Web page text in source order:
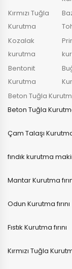
Kırmızı Tuğla
Kurutma
Kozalak
kurutma
Bentonit
Kurutma
Beton Tuğla
Beton Tuğla Kurutma
Çam Talaşı Kurutma
fındık kurutma
Mantar Kurutma
Odun Kurutma fırını
Fıstık Kurutma fırını
Kırmızı Tuğla